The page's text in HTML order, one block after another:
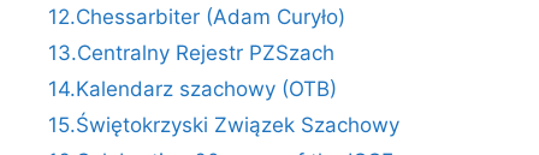
12.Chessarbiter (Adam Curyło)
13.Centralny Rejestr PZSzach
14.Kalendarz szachowy (OTB)
15.Świętokrzyski Związek Szachowy